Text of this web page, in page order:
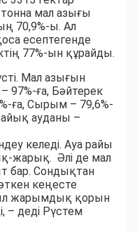
мал азығы
70,9%-ы. Ал
есептегенде
77%-ын құрайды.
Мал азығын
97%-ға, Бәйтерек
ға, Сырым – 79,6%-
ауданы –
келеді. Ауа райы
жарық. Әлі де мал
бар. Сондықтан
кеңесте
жарымдық қорын
– деді Рүстем